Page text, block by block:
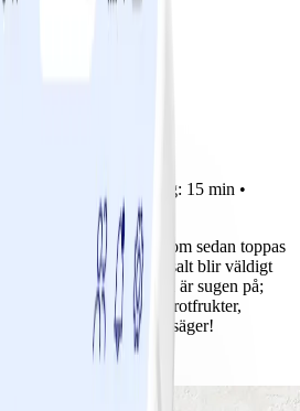
Tillagning: 15 min •
salladslök och tomat som sedan toppas
torkad vitlök och flingsalt blir väldigt
med precis det du är sugen på;
kokt ris, ugnsrostade rotfrukter,
en skönhet, som man säger!